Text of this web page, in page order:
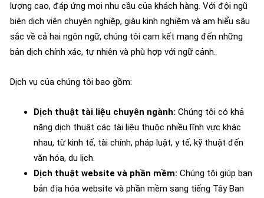
lượng cao, đáp ứng mọi nhu cầu của khách hàng. Với đội ngũ
biên dịch viên chuyên nghiệp, giàu kinh nghiệm và am hiểu sâu
sắc về cả hai ngôn ngữ, chúng tôi cam kết mang đến những
bản dịch chính xác, tự nhiên và phù hợp với ngữ cảnh.
Dịch vụ của chúng tôi bao gồm:
Dịch thuật tài liệu chuyên ngành: Chúng tôi có khả
năng dịch thuật các tài liệu thuộc nhiều lĩnh vực khác
nhau, từ kinh tế, tài chính, pháp luật, y tế, kỹ thuật đến
văn hóa, du lịch.
Dịch thuật website và phần mềm: Chúng tôi giúp bạn
bản địa hóa website và phần mềm sang tiếng Tây Ban